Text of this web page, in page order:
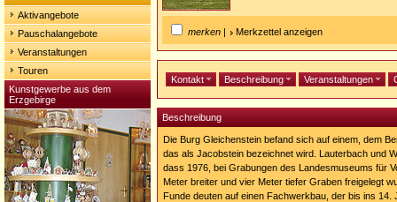
Aktivangebote
Pauschalangebote
Veranstaltungen
Touren
Kunstgewerbe aus dem
Erzgebirge
merken | Merkzettel anzeigen
Kontakt Beschreibung Veranstaltungen
Beschreibung
Die Burg Gleichenstein befand sich auf einem, dem
das als Jacobstein bezeichnet wird. Lauterbach und
dass 1976, bei Grabungen des Landesmuseums für
Meter breiter und vier Meter tiefer Graben freigelegt
Funde deuten auf einen Fachwerkbau, der bis ins 14.